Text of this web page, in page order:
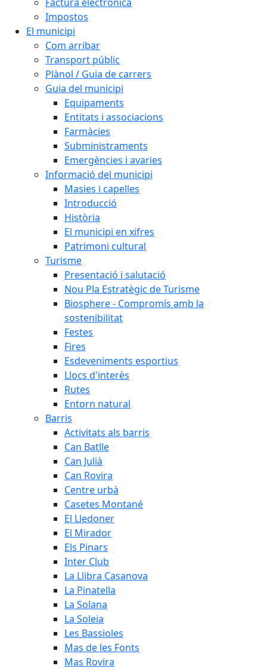
Impostos
El municipi
Com arribar
Transport públic
Plànol / Guia de carrers
Guia del municipi
Equipaments
Entitats i associacions
Farmàcies
Subministraments
Emergències i avaries
Informació del municipi
Masies i capelles
Introducció
Història
El municipi en xifres
Patrimoni cultural
Turisme
Presentació i salutació
Nou Pla Estratègic de Turisme
Biosphere - Compromís amb la
sostenibilitat
Festes
Fires
Esdeveniments esportius
Llocs d'interès
Rutes
Entorn natural
Barris
Activitats als barris
Can Batlle
Can Julià
Can Rovira
Centre urbà
Casetes Montané
El Lledoner
El Mirador
Els Pinars
Inter Club
La Llibra Casanova
La Pinatella
La Solana
La Soleia
Les Bassioles
Mas de les Fonts
Mas Rovira